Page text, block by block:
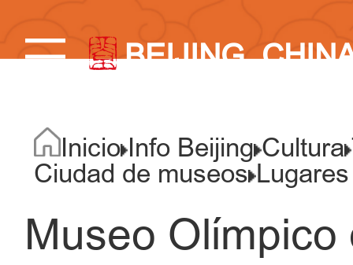
BEIJING,
Inicio Info Beijing Cultura
Ciudad de museos Lugares
Museo